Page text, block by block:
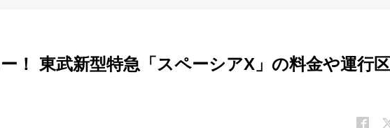
！ 東武新型特急「スペーシアX」の料金や運行区